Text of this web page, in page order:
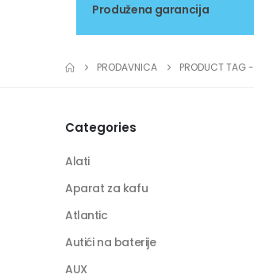
Produžena garancija
PRODAVNICA PRODUCT TAG -
Categories
Alati
Aparat za kafu
Atlantic
Autići na baterije
AUX